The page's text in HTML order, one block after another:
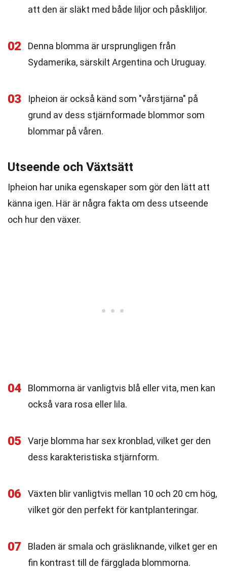
att den är släkt med både liljor och påskliljor.
02
Denna blomma är ursprungligen från
Sydamerika, särskilt Argentina och Uruguay.
03
Ipheion är också känd som "vårstjärna" på
grund av dess stjärnformade blommor som
blommar på våren.
Utseende och Växtsätt
Ipheion har unika egenskaper som gör den lätt att
känna igen. Här är några fakta om dess utseende
och hur den växer.
04
Blommorna är vanligtvis blå eller vita, men kan
också vara rosa eller lila.
05
Varje blomma har sex kronblad, vilket ger den
dess karakteristiska stjärnform.
06
Växten blir vanligtvis mellan 10 och 20 cm hög,
vilket gör den perfekt för kantplanteringar.
07
Bladen är smala och gräsliknande, vilket ger en
fin kontrast till de färgglada blommorna.